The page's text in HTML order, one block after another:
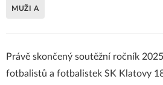
MUŽI A
Právě skončený soutěžní ročník
fotbalistů a fotbalistek SK Klatovy